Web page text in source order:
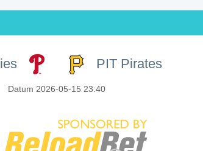
PIT Pirates
Datum 2026-05-15 23:40